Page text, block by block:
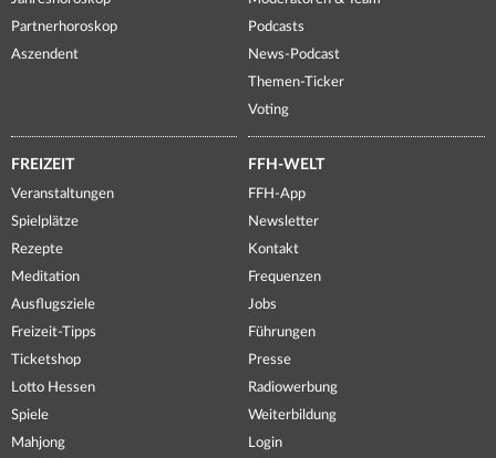
Partnerhoroskop
Aszendent
Podcasts
News-Podcast
Themen-Ticker
Voting
FREIZEIT
Veranstaltungen
Spielplätze
Rezepte
Meditation
Ausflugsziele
Freizeit-Tipps
Ticketshop
Lotto Hessen
Spiele
Mahjong
FFH-WELT
FFH-App
Newsletter
Kontakt
Frequenzen
Jobs
Führungen
Presse
Radiowerbung
Weiterbildung
Login